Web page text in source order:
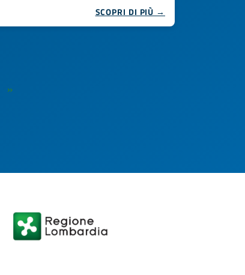
SCOPRI DI PIÙ →
»